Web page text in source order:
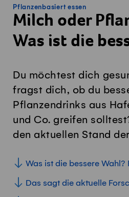
Pflanzenbasiert essen
Milch oder
Was ist die
Du möchtest dich
fragst dich, ob du
Pflanzendrinks aus
und Co. greifen
den aktuellen Stand
Was ist die bessere
Das sagt die aktuelle